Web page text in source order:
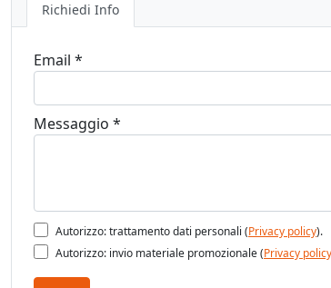
Richiedi Info
Email *
Messaggio *
Autorizzo: trattamento dati personali (Privacy policy).
Autorizzo: invio materiale promozionale (Privacy policy